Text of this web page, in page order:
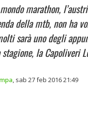
marathon,
della mtb, non ha
sarà uno degli
la Capoliveri
sab 27 feb 2016 21:49